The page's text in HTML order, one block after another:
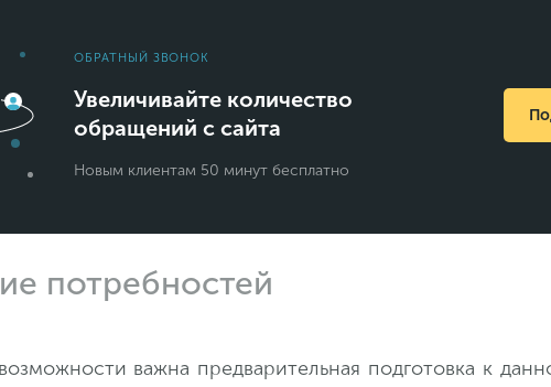
ОБРАТНЫЙ ЗВОНОК
Увеличивайте количество
обращений с сайта
Новым клиентам 50 минут бесплатно
потребностей
важна предварительная подготовка к